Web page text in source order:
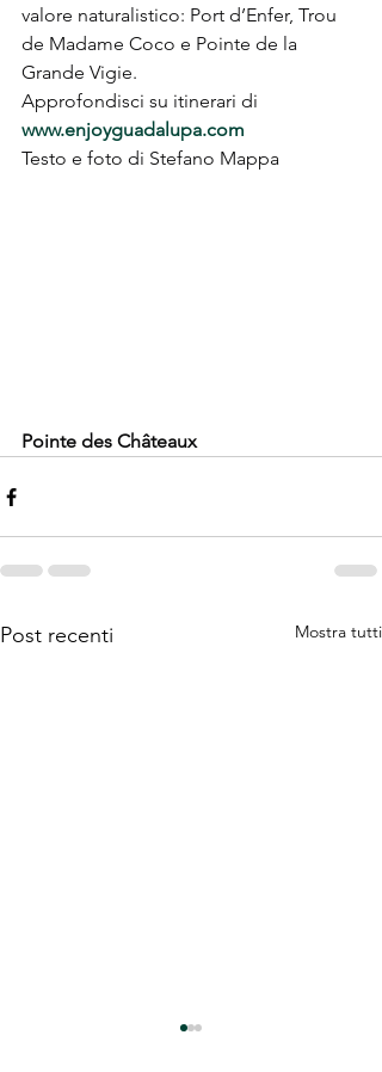
valore naturalistico: Port d’Enfer, Trou
de Madame Coco e Pointe de la
Grande Vigie.
Approfondisci su itinerari di
www.enjoyguadalupa.com
Testo e foto di Stefano Mappa
Pointe des Châteaux
Post recenti Mostra tutti